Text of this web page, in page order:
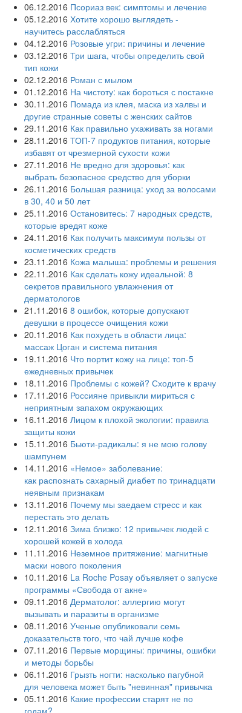
06.12.2016 Псориаз век: симптомы и лечение
05.12.2016 Хотите хорошо выглядеть -
научитесь расслабляться
04.12.2016 Розовые угри: причины и лечение
03.12.2016 Три шага, чтобы определить свой
тип кожи
02.12.2016 Роман с мылом
01.12.2016 На чистоту: как бороться с постакне
30.11.2016 Помада из клея, маска из халвы и
другие странные советы с женских сайтов
29.11.2016 Как правильно ухаживать за ногами
28.11.2016 ТОП-7 продуктов питания, которые
избавят от чрезмерной сухости кожи
27.11.2016 Не вредно для здоровья: как
выбрать безопасное средство для уборки
26.11.2016 Большая разница: уход за волосами
в 30, 40 и 50 лет
25.11.2016 Остановитесь: 7 народных средств,
которые вредят коже
24.11.2016 Как получить максимум пользы от
косметических средств
23.11.2016 Кожа малыша: проблемы и решения
22.11.2016 Как сделать кожу идеальной: 8
секретов правильного увлажнения от
дерматологов
21.11.2016 8 ошибок, которые допускают
девушки в процессе очищения кожи
20.11.2016 Как похудеть в области лица:
массаж Цоган и система питания
19.11.2016 Что портит кожу на лице: топ-5
ежедневных привычек
18.11.2016 Проблемы с кожей? Сходите к врачу
17.11.2016 Россияне привыкли мириться с
неприятным запахом окружающих
16.11.2016 Лицом к плохой экологии: правила
защиты кожи
15.11.2016 Бьюти-радикалы: я не мою голову
шампунем
14.11.2016 «Немое» заболевание:
как распознать сахарный диабет по тринадцати
неявным признакам
13.11.2016 Почему мы заедаем стресс и как
перестать это делать
12.11.2016 Зима близко: 12 привычек людей с
хорошей кожей в холода
11.11.2016 Неземное притяжение: магнитные
маски нового поколения
10.11.2016 La Roche Posay объявляет о запуске
программы «Свобода от акне»
09.11.2016 Дерматолог: аллергию могут
вызывать и паразиты в организме
08.11.2016 Ученые опубликовали семь
доказательств того, что чай лучше кофе
07.11.2016 Первые морщины: причины, ошибки
и методы борьбы
06.11.2016 Грызть ногти: насколько пагубной
для человека может быть "невинная" привычка
05.11.2016 Какие профессии старят не по
годам?